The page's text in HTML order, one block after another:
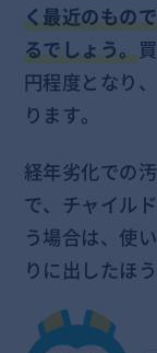
く最近のもの
るでしょう。
円程度となり
ります。
経年劣化での
で、チャイル
う場合は、使
りに出したほ